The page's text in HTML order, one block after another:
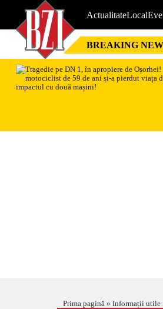
ActualitateLocal
BREAKING
Prima pagină » Informații utile